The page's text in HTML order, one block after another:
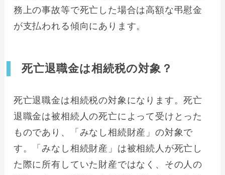
務上の事故等で死亡した場合は高額な弔慰金
が支払われる傾向にあります。
死亡退職金は相続税の対象？
死亡退職金は相続税の対象になります。死亡
退職金は被相続人の死亡によって受けとった
ものであり、「みなし相続財産」の対象で
す。「みなし相続財産」は被相続人が死亡し
た際に所有していた財産ではなく、その人の